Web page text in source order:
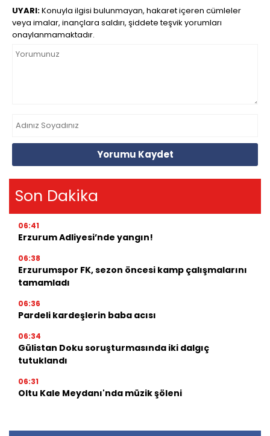
UYARI:Konuyla ilgisi bulunmayan, hakaret içeren cümleler
veya imalar, inançlara saldırı, şiddete teşvik yorumları
onaylanmamaktadır.
Yorumu Kaydet
Son Dakika
06:41
Erzurum Adliyesi’nde yangın!
06:38
Erzurumspor FK, sezon öncesi kamp çalışmalarını
tamamladı
06:36
Pardeli kardeşlerin baba acısı
06:34
Gülistan Doku soruşturmasında iki dalgıç
tutuklandı
06:31
Oltu Kale Meydanı'nda müzik şöleni